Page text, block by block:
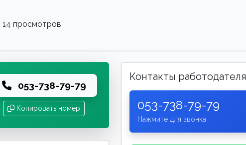
14 просмотров
053-738-79-79
Копировать номер
Контакты работодателя
053-738-79-79
Нажмите для звонка